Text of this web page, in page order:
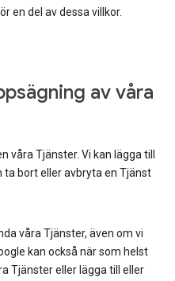
en del av dessa villkor.
av våra
våra Tjänster. Vi kan lägga till
bort eller avbryta en Tjänst
våra Tjänster, även om vi
kan också när som helst
Tjänster eller lägga till eller